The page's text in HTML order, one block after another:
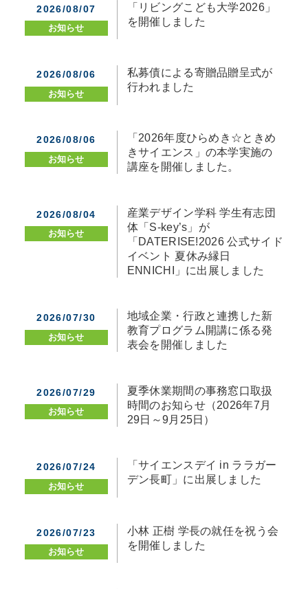
2026/08/07
お知らせ
「リビングこども大学2026」
を開催しました
2026/08/06
お知らせ
私募債による寄贈品贈呈式が
行われました
2026/08/06
お知らせ
「2026年度ひらめき☆ときめ
きサイエンス」の本学実施の
講座を開催しました。
2026/08/04
お知らせ
産業デザイン学科 学生有志団
体「S-key’s」が
「DATERISE!2026 公式サイド
イベント 夏休み縁日
ENNICHI」に出展しました
2026/07/30
お知らせ
地域企業・行政と連携した新
教育プログラム開講に係る発
表会を開催しました
2026/07/29
お知らせ
夏季休業期間の事務窓口取扱
時間のお知らせ（2026年7月
29日～9月25日）
2026/07/24
お知らせ
「サイエンスデイ in ララガー
デン長町」に出展しました
2026/07/23
お知らせ
小林 正樹 学長の就任を祝う会
を開催しました